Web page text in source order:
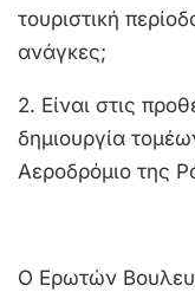
τουριστική
ανάγκες;
2. Είναι στις
δημιουργία
Αεροδρόμιο της
Ο Ερωτών